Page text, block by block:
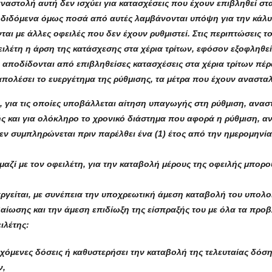
αυτή δεν ισχύει για κατασχέσεις που έχουν επιβληθεί
όμως ποσά από αυτές λαμβάνονται υπόψη για την
με άλλες οφειλές που δεν έχουν ρυθμιστεί. Στις περιπτώσεις
η άρση της κατάσχεσης στα χέρια τρίτων, εφόσον
από επιβληθείσες κατασχέσεις στα χέρια τρίτων
το ευεργέτημα της ρύθμισης, τα μέτρα που έχουν
τις οποίες υποβάλλεται αίτηση υπαγωγής στη ρύθμιση,
και για ολόκληρο το χρονικό διάστημα που αφορά η ρύθμιση,
συμπληρώνεται πριν παρέλθει ένα (1) έτος από την ημερομηνία
με τον οφειλέτη, για την καταβολή μέρους της οφειλής
με συνέπεια την υποχρεωτική άμεση καταβολή του
και την άμεση επιδίωξη της είσπραξής του με όλα τα
δόσεις ή καθυστερήσει την καταβολή της τελευταίας